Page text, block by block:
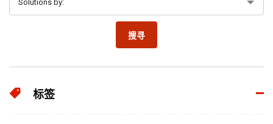
搜寻
标签